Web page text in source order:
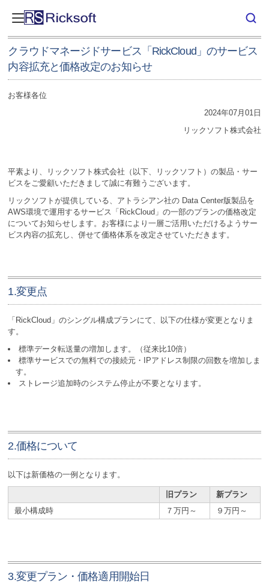
クラウドマネージドサービス「RickCloud」のサービス
内容拡充と価格改定のお知らせ
お客様各位
2024年07月01日
リックソフト株式会社
平素より、リックソフト株式会社（以下、リックソフト）の製品・サー
ビスをご愛顧いただきまして誠に有難うございます。
リックソフトが提供している、アトラシアン社の Data Center版製品を
AWS環境で運用するサービス「RickCloud」の一部のプランの価格改定
についてお知らせします。お客様により一層ご活用いただけるようサー
ビス内容の拡充し、併せて価格体系を改定させていただきます。
1.変更点
「RickCloud」のシングル構成プランにて、以下の仕様が変更となりま
す。
標準データ転送量の増加します。（従来比10倍）
標準サービスでの無料での接続元・IPアドレス制限の回数を増加しま
す。
ストレージ追加時のシステム停止が不要となります。
2.価格について
以下は新価格の一例となります。
旧プラン
新プラン
最小構成時
７万円～ ９万円～
3.変更プラン・価格適用開始日